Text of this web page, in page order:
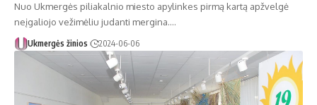
Nuo Ukmergės piliakalnio miesto apylinkes pirmą kartą apžvelgė
neįgaliojo vežimėliu judanti mergina.…
Ukmergės žinios 2024-06-06